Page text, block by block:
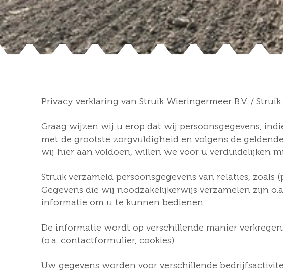
Privacy verklaring van Struik Wieringermeer B.V. / Struik
Graag wijzen wij u erop dat wij persoonsgegevens,
met de grootste zorgvuldigheid en volgens de
wij hier aan voldoen, willen we voor u verduidelijken
Struik verzameld persoonsgegevens van relaties,
Gegevens die wij noodzakelijkerwijs verzamelen zijn
informatie om u te kunnen bedienen.
De informatie wordt op verschillende manier
(o.a. contactformulier, cookies)
Uw gegevens worden voor verschillende